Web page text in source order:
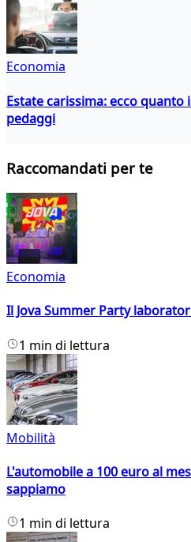
Economia
Estate carissima: ecco
pedaggi
Raccomandati per te
Economia
Il Jova Summer Party
1 min di lettura
Mobilità
L'automobile a 100 euro al
sappiamo
1 min di lettura